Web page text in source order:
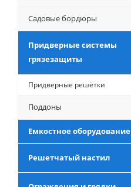
Садовые бордюры
Придверные системы
грязезащиты
Придверные решётки
Поддоны
Емкостное оборудование
Решетчатый настил